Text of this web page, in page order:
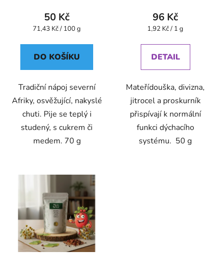
50 Kč
Měrná
71,43 Kč / 100 g
DO KOŠÍKU
Tradiční nápoj severní
Afriky, osvěžující, nakyslé
chuti. Pije se teplý i
studený, s cukrem či
medem. 70 g
96 Kč
Měrná
1,92 Kč / 1 g
DETAIL
Mateřídouška, divizna,
jitrocel a proskurník
přispívají k normální
funkci dýchacího
systému. 50 g